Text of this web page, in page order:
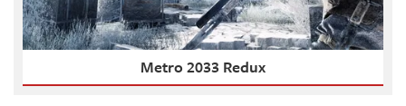
Metro 2033 Redux